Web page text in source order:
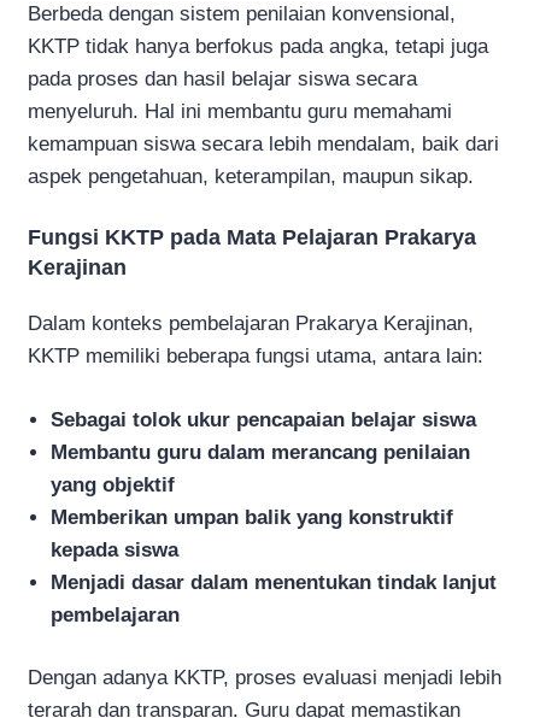
Berbeda dengan sistem penilaian konvensional,
KKTP tidak hanya berfokus pada angka, tetapi juga
pada proses dan hasil belajar siswa secara
menyeluruh. Hal ini membantu guru memahami
kemampuan siswa secara lebih mendalam, baik dari
aspek pengetahuan, keterampilan, maupun sikap.
Fungsi KKTP pada Mata Pelajaran Prakarya
Kerajinan
Dalam konteks pembelajaran Prakarya Kerajinan,
KKTP memiliki beberapa fungsi utama, antara lain:
Sebagai tolok ukur pencapaian belajar siswa
Membantu guru dalam merancang penilaian
yang objektif
Memberikan umpan balik yang konstruktif
kepada siswa
Menjadi dasar dalam menentukan tindak lanjut
pembelajaran
Dengan adanya KKTP, proses evaluasi menjadi lebih
terarah dan transparan. Guru dapat memastikan